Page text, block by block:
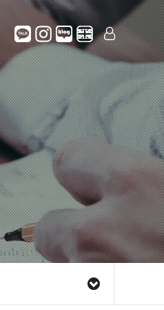
LOG IN
SIGN UP